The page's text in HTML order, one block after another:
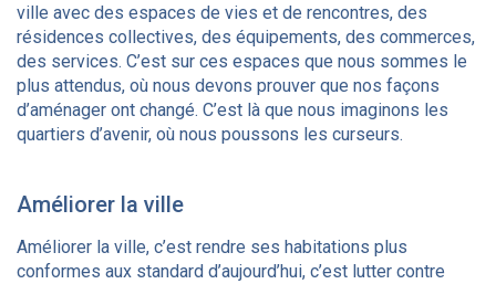
ville avec des espaces de vies et de rencontres, des
résidences collectives, des équipements, des commerces,
des services. C’est sur ces espaces que nous sommes le
plus attendus, où nous devons prouver que nos façons
d’aménager ont changé. C’est là que nous imaginons les
quartiers d’avenir, où nous poussons les curseurs.
Améliorer la ville
Améliorer la ville, c’est rendre ses habitations plus
conformes aux standard d’aujourd’hui, c’est lutter contre